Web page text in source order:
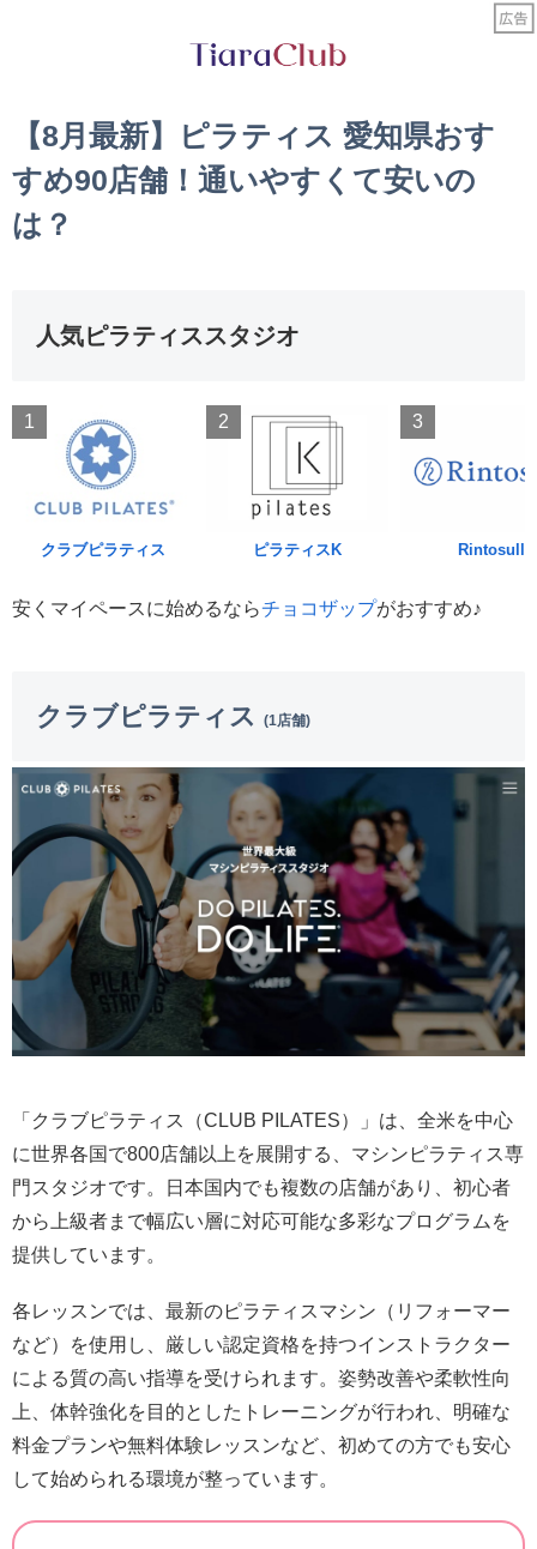
【8月最新】ピラティス 愛知県おす
すめ90店舗！通いやすくて安いの
は？
人気ピラティススタジオ
1
クラブピラティス
2
ピラティスK
3
Rintosull
安くマイペースに始めるならチョコザップがおすすめ♪
クラブピラティス (1店舗)
「クラブピラティス（CLUB PILATES）」は、全米を中心
に世界各国で800店舗以上を展開する、マシンピラティス専
門スタジオです。日本国内でも複数の店舗があり、初心者
から上級者まで幅広い層に対応可能な多彩なプログラムを
提供しています。
各レッスンでは、最新のピラティスマシン（リフォーマー
など）を使用し、厳しい認定資格を持つインストラクター
による質の高い指導を受けられます。姿勢改善や柔軟性向
上、体幹強化を目的としたトレーニングが行われ、明確な
料金プランや無料体験レッスンなど、初めての方でも安心
して始められる環境が整っています。